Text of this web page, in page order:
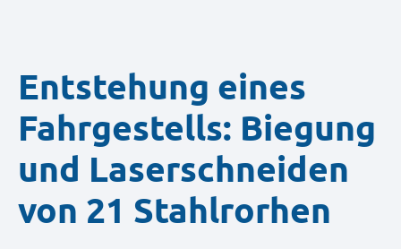
Entstehung eines
Fahrgestells: Biegung
und Laserschneiden
von 21 Stahlrorhen